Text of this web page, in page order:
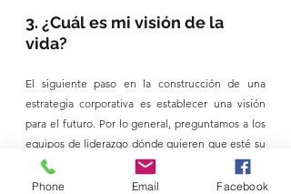
3. ¿Cuál es mi visión de la
vida?
El siguiente paso en la construcción de una
estrategia corporativa es establecer una visión
para el futuro. Por lo general, preguntamos a los
equipos de liderazgo dónde quieren que esté su
organización, en términos de innovación,
crecimiento, cartera de productos, presencia en
Phone Email Facebook